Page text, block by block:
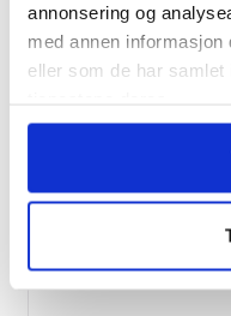
annonsering og
med annen
eller som de har
4/9
Vandretur
9/9